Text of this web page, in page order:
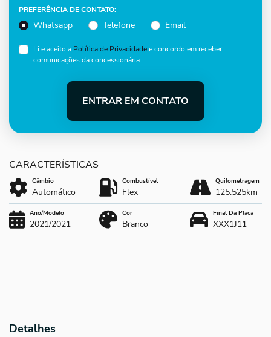
PREFERÊNCIA DE CONTATO:
Whatsapp Telefone Email
Li e aceito a Política de Privacidadee concordo em receber
comunicações da concessionária.
ENTRAR EM CONTATO
Câmbio
Automático
Combustível
Flex
Quilometragem
125.525km
Ano/Modelo
2021/2021
Cor
Branco
Final Da Placa
XXX1J11
Detalhes